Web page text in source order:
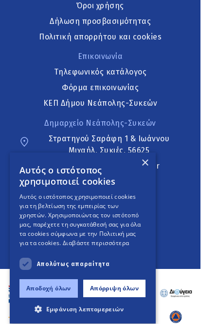
Όροι χρήσης
Δήλωση προσβασιμότητας
Πολιτική απορρήτου και cookies
Επικοινωνία
Τηλεφωνικός κατάλογος
Φόρμα επικοινωνίας
ΚΕΠ Δήμου Νεάπολης-Συκεών
Δημαρχείο Νεάπολης-Συκεών
Στρατηγού Σαράφη 1 & Ιωάννου
Μιχαήλ, Συκιές, 56625
neapoli.sykies@ddt.gov.gr
Ακολουθήστε
English Version
An project
×
Αυτός ο ιστότοπος
χρησιμοποιεί cookies
Αυτός ο ιστότοπος χρησιμοποιεί cookies
για τη βελτίωση της εμπειρίας των
χρηστών. Χρησιμοποιώντας τον ιστότοπό
μας, παρέχετε τη συγκατάθεσή σας για όλα
τα cookies σύμφωνα με την Πολιτική μας
για τα cookies. Διαβάστε περισσότερα
Απολύτως απαραίτητα
Αποδοχή όλων Απόρριψη όλων
Εμφάνιση λεπτομερειών